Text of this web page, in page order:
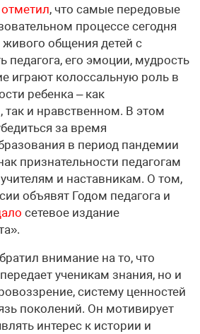
отметил, что самые передовые
процессе сегодня
живого общения детей с
педагога, его эмоции, мудрость
играют колоссальную роль в
ребенка – как
так и нравственном. В этом
за время
в период пандемии
признательности педагогам
и наставникам. О том,
объявят Годом педагога и
сетевое издание
внимание на то, что
ученикам знания, но и
систему ценностей
поколений. Он мотивирует
интерес к истории и